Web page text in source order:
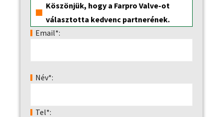
Köszönjük, hogy a Farpro Valve-ot
választotta kedvenc partnerének.
Email*:
Név*:
Tel*: